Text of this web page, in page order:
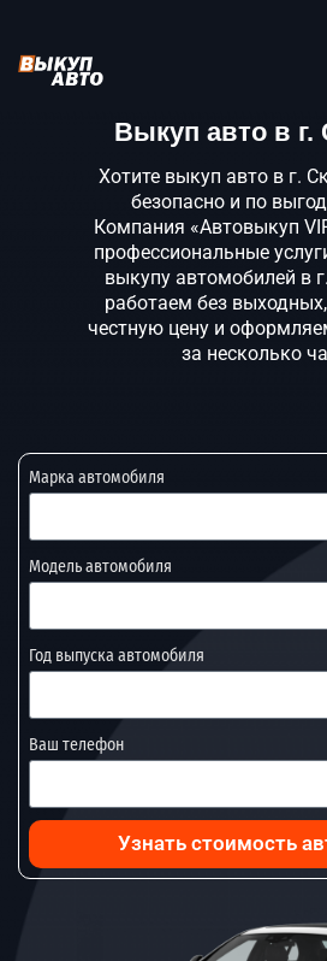
Выкуп авто в г.
Хотите выкуп авто в г.
безопасно и по
Компания «Автовыкуп
профессиональные
выкупу автомобилей в
работаем без
честную цену и
за несколько
Марка автомобиля
Модель автомобиля
Год выпуска автомобиля
Ваш телефон
Узнать стоимость